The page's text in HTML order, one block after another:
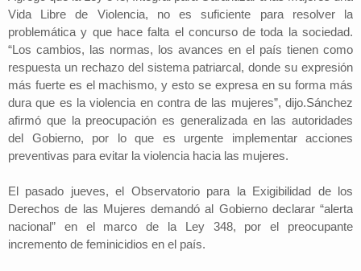
Vida Libre de Violencia, no es suficiente para resolver la
problemática y que hace falta el concurso de toda la sociedad.
“Los cambios, las normas, los avances en el país tienen como
respuesta un rechazo del sistema patriarcal, donde su expresión
más fuerte es el machismo, y esto se expresa en su forma más
dura que es la violencia en contra de las mujeres”, dijo.Sánchez
afirmó que la preocupación es generalizada en las autoridades
del Gobierno, por lo que es urgente implementar acciones
preventivas para evitar la violencia hacia las mujeres.
El pasado jueves, el Observatorio para la Exigibilidad de los
Derechos de las Mujeres demandó al Gobierno declarar “alerta
nacional” en el marco de la Ley 348, por el preocupante
incremento de feminicidios en el país.